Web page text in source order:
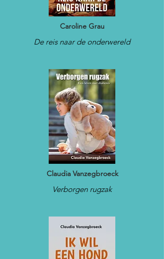
Caroline Grau
De reis naar de onderwereld
Claudia Vanzegbroeck
Verborgen rugzak